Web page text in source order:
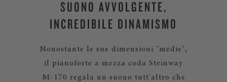
SUONO AVVOLGENTE,
INCREDIBILE DINAMISMO
Nonostante le sue dimensioni "medie",
il pianoforte a mezza coda Steinway
M-170 regala un suono tutt'altro che